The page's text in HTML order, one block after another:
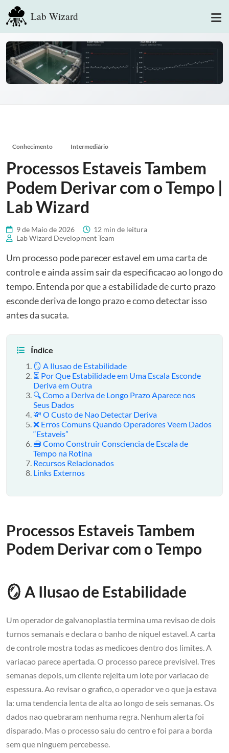
Lab Wizard
Conhecimento Intermediário
Processos Estaveis Tambem
Podem Derivar com o Tempo |
Lab Wizard
9 de Maio de 2026
12 min de leitura
Lab Wizard Development Team
Um processo pode parecer estavel em uma carta de
controle e ainda assim sair da especificacao ao longo do
tempo. Entenda por que a estabilidade de curto prazo
esconde deriva de longo prazo e como detectar isso
antes da sucata.
Índice
🪞 A Ilusao de Estabilidade
⏳ Por Que Estabilidade em Uma Escala Esconde
Deriva em Outra
🔍 Como a Deriva de Longo Prazo Aparece nos
Seus Dados
💸 O Custo de Nao Detectar Deriva
❌ Erros Comuns Quando Operadores Veem Dados
“Estaveis”
🧰 Como Construir Consciencia de Escala de
Tempo na Rotina
Recursos Relacionados
Links Externos
Processos Estaveis Tambem
Podem Derivar com o Tempo
🪞 A Ilusao de Estabilidade
Um operador de galvanoplastia termina uma revisao de dois
turnos semanais e declara o banho de niquel estavel. A carta
de controle mostra todas as medicoes dentro dos limites. A
variacao parece apertada. O processo parece previsivel. Tres
semanas depois, um cliente rejeita um lote por variacao de
espessura. Ao revisar o grafico, o operador ve o que ja estava
la: uma tendencia lenta de alta ao longo de seis semanas. Os
dados nao quebraram nenhuma regra. Nenhum alerta foi
disparado. Mas o processo saiu do centro e foi para a borda
sem que ninguem percebesse.